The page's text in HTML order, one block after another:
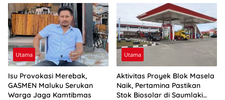
Utama
Isu Provokasi Merebak,
GASMEN Maluku Serukan
Warga Jaga Kamtibmas
Utama
Aktivitas Proyek Blok Masela
Naik, Pertamina Pastikan
Stok Biosolar di Saumlaki